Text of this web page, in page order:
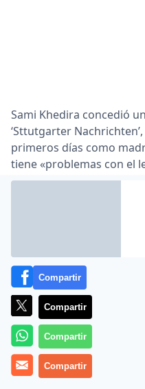
Sami Khedira concedió
‘Sttutgarter
primeros días como
tiene «problemas con el
encuentra muy a gusto
un papel importante …
Lea el artículo completo
Compartir
Compartir
Compartir
Compartir